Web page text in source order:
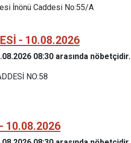
İnönü Caddesi No:55/A
- 10.08.2026
08:30 arasında nöbetçidir.
NO:58
10.08.2026